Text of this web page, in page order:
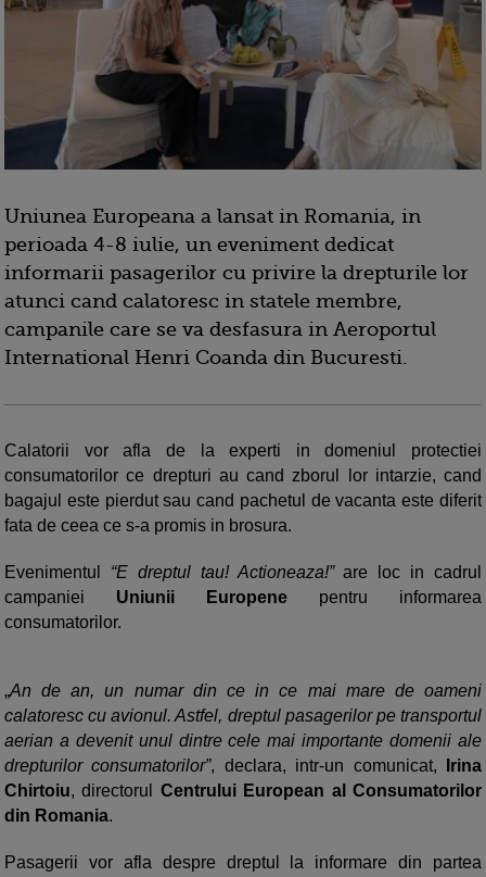
Uniunea Europeana a lansat in Romania, in
perioada 4-8 iulie, un eveniment dedicat
informarii pasagerilor cu privire la drepturile lor
atunci cand calatoresc in statele membre,
campanile care se va desfasura in Aeroportul
International Henri Coanda din Bucuresti.
Calatorii vor afla de la experti in domeniul protectiei
consumatorilor ce drepturi au cand zborul lor intarzie, cand
bagajul este pierdut sau cand pachetul de vacanta este diferit
fata de ceea ce s-a promis in brosura.
Evenimentul “E dreptul tau! Actioneaza!”are loc in cadrul
campaniei Uniunii Europene pentru informarea
consumatorilor.
„An de an, un numar din ce in ce mai mare de oameni
calatoresc cu avionul. Astfel, dreptul pasagerilor pe transportul
aerian a devenit unul dintre cele mai importante domenii ale
drepturilor consumatorilor”, declara, intr-un comunicat,
Irina
Chirtoiu, directorul Centrului European al Consumatorilor
din Romania.
Pasagerii vor afla despre dreptul la informare din partea